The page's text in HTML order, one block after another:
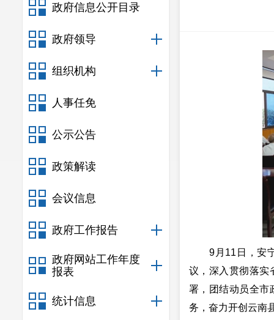
政府信息公开目录
政府领导
组织机构
人事任免
公示公告
政策解读
会议信息
政府工作报告
政府网站工作年度
报表
统计信息
9月11日，安宁
议，深入贯彻落实
署，团结动员全市
务，奋力开创云南